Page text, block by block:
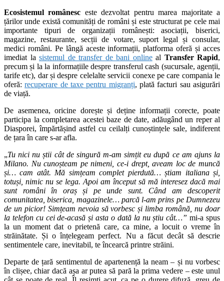
Ecosistemul românesc este dezvoltat pentru marea majoritate a
țărilor unde există comunități de români și este structurat pe cele mai
importante tipuri de organizații românești: asociații, biserici,
magazine, restaurante, secții de votare, suport legal și consular,
medici români. Pe lângă aceste informații, platforma oferă și acces
imediat la sistemul de transfer de bani onlineal Transfer Rapid,
precum și la la informațiile despre transferul cash (sucursale, agenții,
tarife etc), dar și despre celelalte servicii conexe pe care compania le
oferă:recuperare de taxe pentru migranți, plată facturi sau asigurări
de viață.
De asemenea, oricine dorește și deține informații corecte, poate
participa la completarea acestei baze de date, adăugând un reper al
Diasporei, împărtășind astfel cu ceilalți cunoștințele sale, indiferent
de țara în care s-ar afla.
„Tu nici nu știi cât de singură m-am simțit eu după ce am ajuns la
Milano. Nu cunoșteam pe nimeni, ce-i drept, aveam loc de muncă
și… cam atât. Mă simțeam complet pierdută… știam italiana și,
totuși, nimic nu se lega. Apoi am început să mă interesez dacă mai
sunt români în oraș și pe unde sunt. Când am descoperit
comunitatea, biserica, magazinele… parcă l-am prins pe Dumnezeu
de un picior! Simțeam nevoia să vorbesc și limba română, nu doar
la telefon cu cei de-acasă și asta o dată la nu știu cât…” mi-a spus
la un moment dat o prietenă care, ca mine, a locuit o vreme în
străinătate. Și o înțelegeam perfect. Nu a făcut decât să descrie
sentimentele care, inevitabil, te încearcă printre străini.
Departe de țară sentimentul de apartenență la neam – și nu vorbesc
în clișee, chiar dacă așa ar putea să pară la prima vedere – este unul